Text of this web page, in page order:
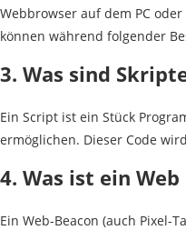
Webbrowser auf dem PC
können während folgender
3. Was sind
Ein Script ist ein Stück
ermöglichen. Dieser Code
4. Was ist ein Web
Ein Web-Beacon (auch Pixel-